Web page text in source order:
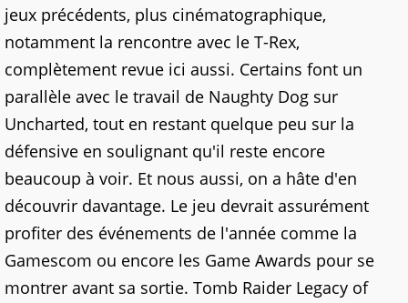
jeux précédents, plus cinématographique,
notamment la rencontre avec le T-Rex,
complètement revue ici aussi. Certains font un
parallèle avec le travail de Naughty Dog sur
Uncharted, tout en restant quelque peu sur la
défensive en soulignant qu'il reste encore
beaucoup à voir. Et nous aussi, on a hâte d'en
découvrir davantage. Le jeu devrait assurément
profiter des événements de l'année comme la
Gamescom ou encore les Game Awards pour se
montrer avant sa sortie. Tomb Raider Legacy of